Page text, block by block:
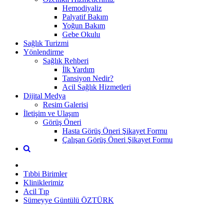
Hemodiyaliz
Palyatif Bakım
Yoğun Bakım
Gebe Okulu
Sağlık Turizmi
Yönlendirme
Sağlık Rehberi
İlk Yardım
Tansiyon Nedir?
Acil Sağlık Hizmetleri
Dijital Medya
Resim Galerisi
İletişim ve Ulaşım
Görüş Öneri
Hasta Görüş Öneri Şikayet Formu
Çalışan Görüş Öneri Şikayet Formu
Tıbbi Birimler
Kliniklerimiz
Acil Tıp
Sümeyye Güntülü ÖZTÜRK